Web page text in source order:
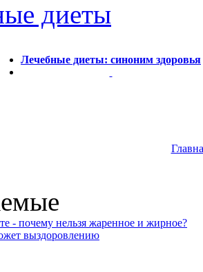
диеты
Лечебные диеты: синоним здоровья
- почему нельзя жаренное и жирное?
выздоровлению